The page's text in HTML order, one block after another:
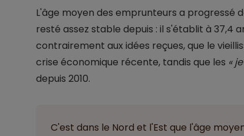
L'âge moyen des emprunteurs a progressé
resté assez stable depuis : il s'établit à 37,4
contrairement aux idées reçues, que le
crise économique récente, tandis que les «
depuis 2010.
C'est dans le Nord et l'Est que l'âge